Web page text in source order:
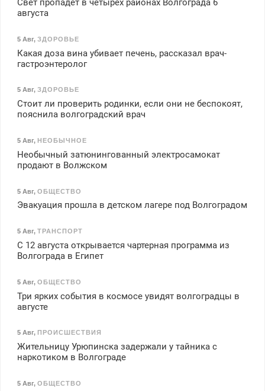
Свет пропадет в четырех районах Волгограда 6
августа
5 Авг, ЗДОРОВЬЕ
Какая доза вина убивает печень, рассказал врач-
гастроэнтеролог
5 Авг, ЗДОРОВЬЕ
Стоит ли проверить родинки, если они не беспокоят,
пояснила волгоградский врач
5 Авг, НЕОБЫЧНОЕ
Необычный затюнингованный электросамокат
продают в Волжском
5 Авг, ОБЩЕСТВО
Эвакуация прошла в детском лагере под Волгоградом
5 Авг, ТРАНСПОРТ
С 12 августа открывается чартерная программа из
Волгограда в Египет
5 Авг, ОБЩЕСТВО
Три ярких события в космосе увидят волгоградцы в
августе
5 Авг, ПРОИСШЕСТВИЯ
Жительницу Урюпинска задержали у тайника с
наркотиком в Волгограде
5 Авг, ОБЩЕСТВО